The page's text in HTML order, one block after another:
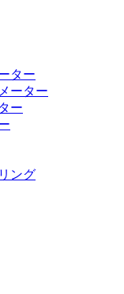
ター
ーター
ー
ング